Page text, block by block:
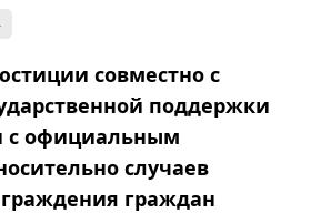
совместно с
поддержки
с официальным
случаев
граждан